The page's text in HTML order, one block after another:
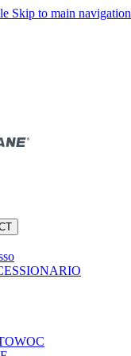
Skip to main navigation